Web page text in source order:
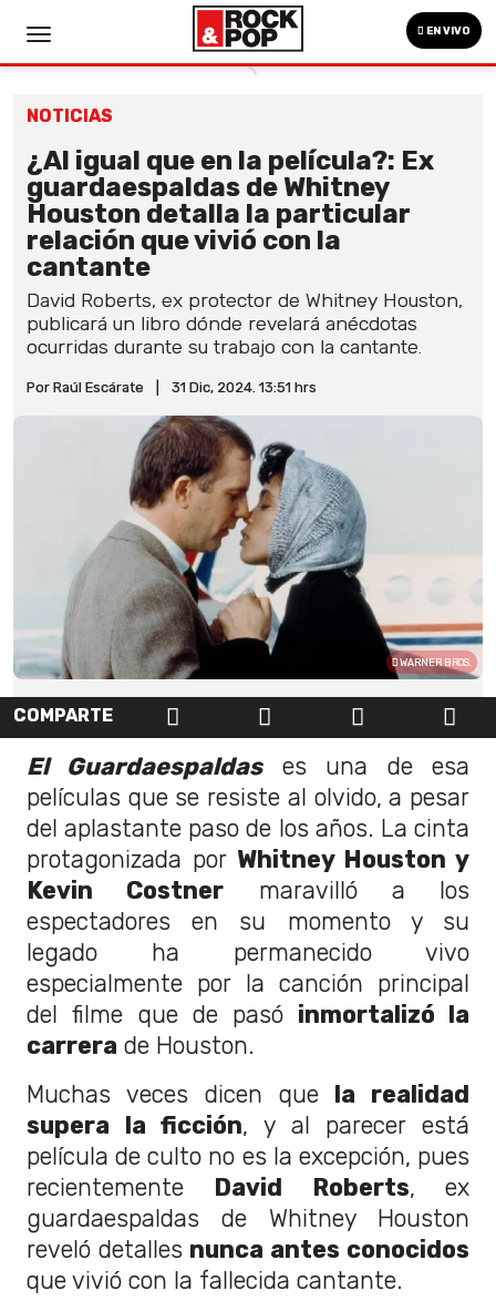
EN VIVO
NOTICIAS
¿Al igual que en la película?: Ex
guardaespaldas de Whitney
Houston detalla la particular
relación que vivió con la
cantante
David Roberts, ex protector de Whitney Houston,
publicará un libro dónde revelará anécdotas
ocurridas durante su trabajo con la cantante.
Por Raúl Escárate 31 Dic, 2024. 13:51 hrs
WARNER BROS.
COMPARTE
El Guardaespaldases una de esa
películas que se resiste al olvido, a pesar
del aplastante paso de los años. La cinta
protagonizada por Whitney Houston y
Kevin Costner maravilló a los
espectadores en su momento y su
legado ha permanecido vivo
especialmente por la canción principal
del filme que de pasó inmortalizó la
carrera de Houston.
Muchas veces dicen que la realidad
supera la ficción, y al parecer está
película de culto no es la excepción, pues
recientemente David Roberts, ex
guardaespaldas de Whitney Houston
reveló detalles nunca antes conocidos
que vivió con la fallecida cantante.